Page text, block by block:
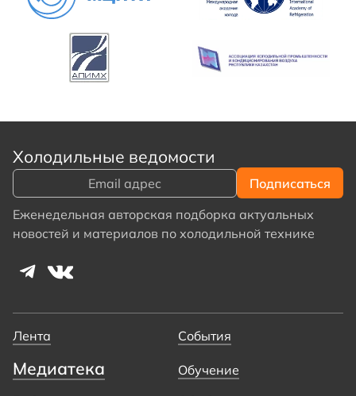
Холодильные ведомости
Еженедельная авторская подборка актуальных
новостей и материалов по холодильной технике
Лента События
Медиатека
Обучение